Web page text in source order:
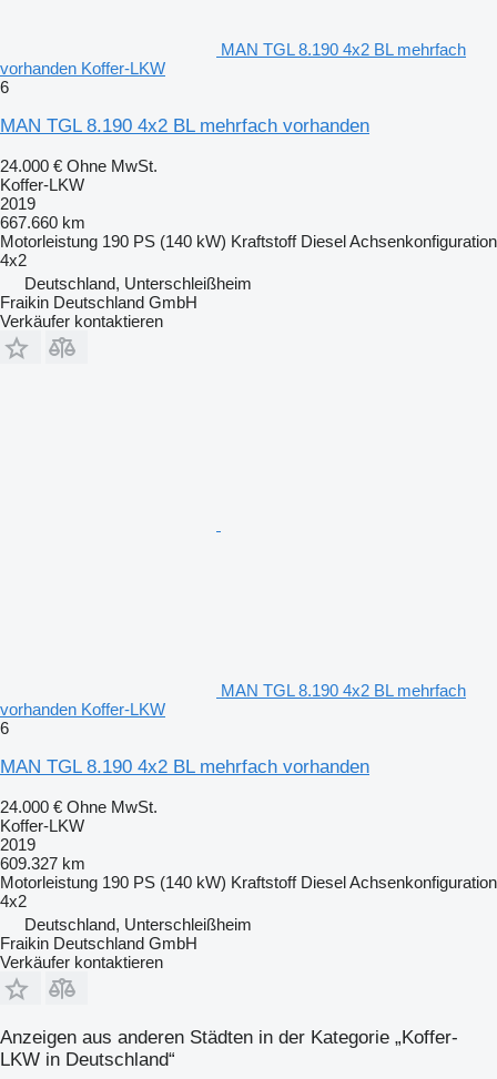
MAN TGL 8.190 4x2 BL mehrfach
vorhanden Koffer-LKW
6
MAN TGL 8.190 4x2 BL mehrfach vorhanden
24.000 € Ohne MwSt.
Koffer-LKW
2019
667.660 km
Motorleistung 190 PS (140 kW) Kraftstoff DieselAchsenkonfiguration
4x2
Deutschland, Unterschleißheim
Fraikin Deutschland GmbH
Verkäufer kontaktieren
MAN TGL 8.190 4x2 BL mehrfach
vorhanden Koffer-LKW
6
MAN TGL 8.190 4x2 BL mehrfach vorhanden
24.000 € Ohne MwSt.
Koffer-LKW
2019
609.327 km
Motorleistung 190 PS (140 kW) Kraftstoff DieselAchsenkonfiguration
4x2
Deutschland, Unterschleißheim
Fraikin Deutschland GmbH
Verkäufer kontaktieren
Anzeigen aus anderen Städten in der Kategorie „Koffer-
LKW in Deutschland“